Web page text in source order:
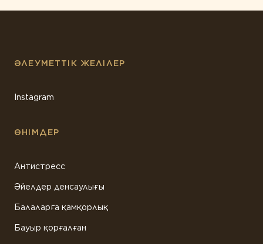
ӘЛЕУМЕТТІК ЖЕЛІЛЕР
Instagram
ӨНІМДЕР
Антистресс
Әйелдер денсаулығы
Балаларға қамқорлық
Бауыр қорғалған